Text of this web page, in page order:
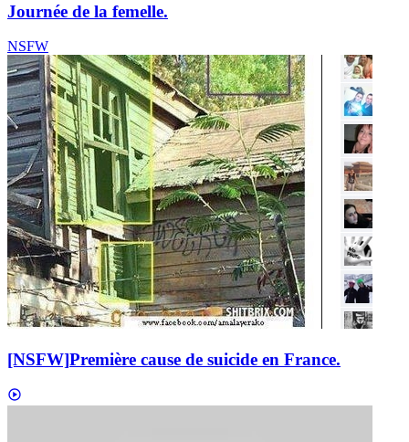
Journée de la femelle.
NSFW
[NSFW]Première cause de suicide en France.